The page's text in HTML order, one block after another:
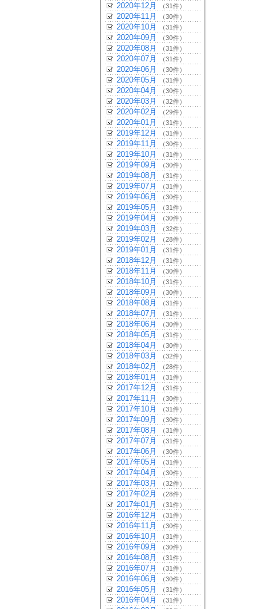
2020年12月 （31件）
2020年11月 （30件）
2020年10月 （31件）
2020年09月 （30件）
2020年08月 （31件）
2020年07月 （31件）
2020年06月 （30件）
2020年05月 （31件）
2020年04月 （30件）
2020年03月 （32件）
2020年02月 （29件）
2020年01月 （31件）
2019年12月 （31件）
2019年11月 （30件）
2019年10月 （31件）
2019年09月 （30件）
2019年08月 （31件）
2019年07月 （31件）
2019年06月 （30件）
2019年05月 （31件）
2019年04月 （30件）
2019年03月 （32件）
2019年02月 （28件）
2019年01月 （31件）
2018年12月 （31件）
2018年11月 （30件）
2018年10月 （31件）
2018年09月 （30件）
2018年08月 （31件）
2018年07月 （31件）
2018年06月 （30件）
2018年05月 （31件）
2018年04月 （30件）
2018年03月 （32件）
2018年02月 （28件）
2018年01月 （31件）
2017年12月 （31件）
2017年11月 （30件）
2017年10月 （31件）
2017年09月 （30件）
2017年08月 （31件）
2017年07月 （31件）
2017年06月 （30件）
2017年05月 （31件）
2017年04月 （30件）
2017年03月 （32件）
2017年02月 （28件）
2017年01月 （31件）
2016年12月 （31件）
2016年11月 （30件）
2016年10月 （31件）
2016年09月 （30件）
2016年08月 （31件）
2016年07月 （31件）
2016年06月 （30件）
2016年05月 （31件）
2016年04月 （31件）